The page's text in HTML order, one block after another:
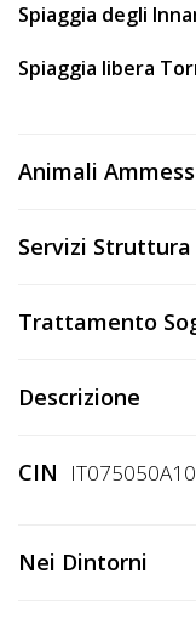
CHIEDI
CODICE
Video
con
Inserisci
Accedi
Spiaggia degli
Spiaggia libera
Animali
Servizi Struttura
Trattamento
Descrizione
CIN
Nei Dintorni